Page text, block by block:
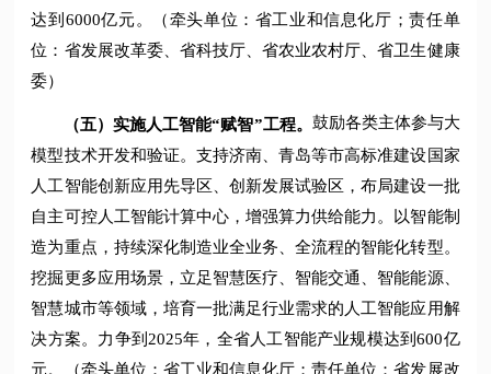
达到6000亿元。（牵头单位：省工业和信息化厅；责任单
位：省发展改革委、省科技厅、省农业农村厅、省卫生健康
委）
（五）实施人工智能“赋智”工程。 鼓励各类主体参与大
模型技术开发和验证。支持济南、青岛等市高标准建设国家
人工智能创新应用先导区、创新发展试验区，布局建设一批
自主可控人工智能计算中心，增强算力供给能力。以智能制
造为重点，持续深化制造业全业务、全流程的智能化转型。
挖掘更多应用场景，立足智慧医疗、智能交通、智能能源、
智慧城市等领域，培育一批满足行业需求的人工智能应用解
决方案。力争到2025年，全省人工智能产业规模达到600亿
元。（牵头单位：省工业和信息化厅；责任单位：省发展改